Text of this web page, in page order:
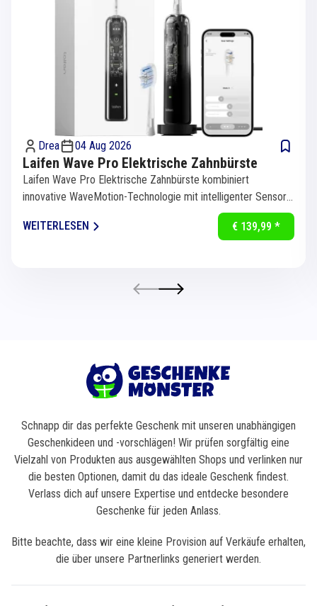
Drea 04 Aug 2026
Laifen Wave Pro Elektrische Zahnbürste
Laifen Wave Pro Elektrische Zahnbürste kombiniert
innovative WaveMotion-Technologie mit intelligenter Sensorik
WEITERLESEN
€ 139,99 *
Schnapp dir das perfekte Geschenk mit unseren unabhängigen
Geschenkideen und -vorschlägen! Wir prüfen sorgfältig eine
Vielzahl von Produkten aus ausgewählten Shops und verlinken nur
die besten Optionen, damit du das ideale Geschenk findest.
Verlass dich auf unsere Expertise und entdecke besondere
Geschenke für jeden Anlass.
Bitte beachte, dass wir eine kleine Provision auf Verkäufe erhalten,
die über unsere Partnerlinks generiert werden.